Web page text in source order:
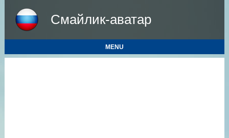
Смайлик-аватар
MENU